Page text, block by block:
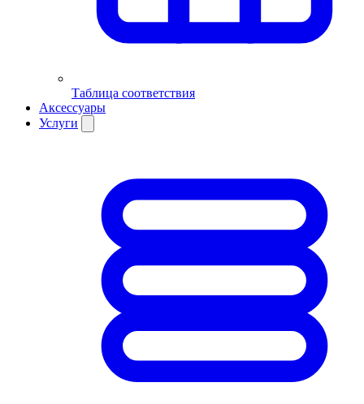
Таблица соответствия
Аксессуары
Услуги